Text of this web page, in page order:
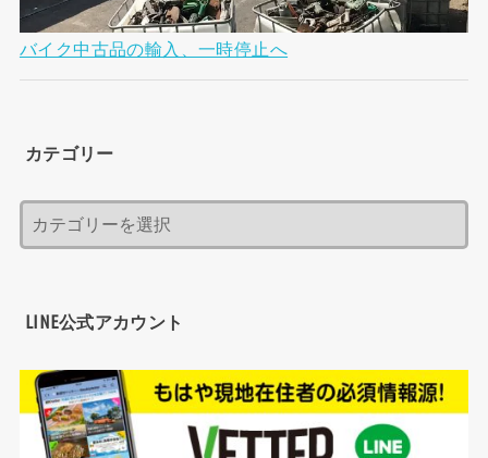
バイク中古品の輸入、一時停止へ
カテゴリー
LINE公式アカウント